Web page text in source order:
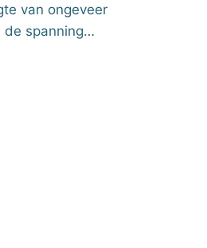
van ongeveer
de spanning…